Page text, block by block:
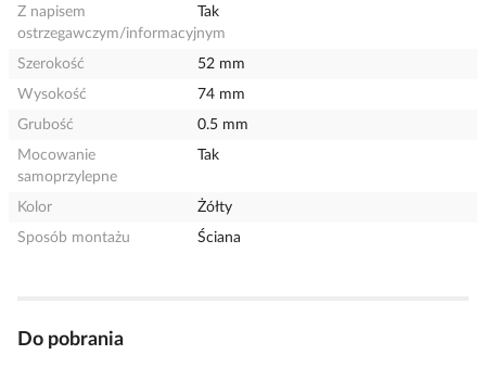
Z napisem
ostrzegawczym/informacyjnym
Tak
Szerokość
52 mm
Wysokość
74 mm
Grubość
0.5 mm
Mocowanie
samoprzylepne
Tak
Kolor
Żółty
Sposób montażu
Ściana
Do pobrania